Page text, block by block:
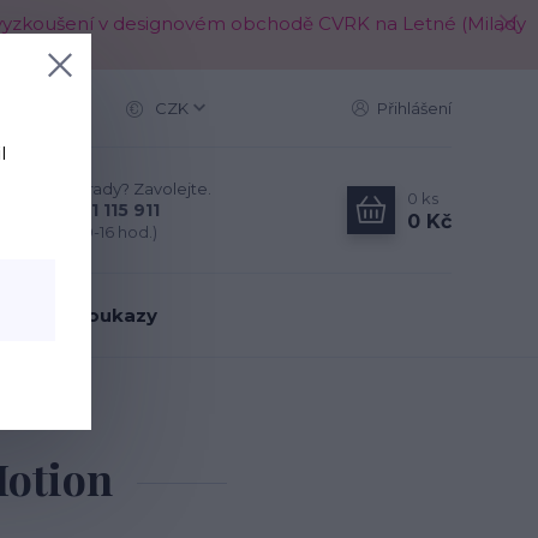
v designovém obchodě CVRK na Letné (Milady
CZK Přihlášení
Nevíte si rady? Zavolejte.
+420 721 115 911
(Po-Pá, 10-16 hod.)
0 ks
0 Kč
poukazy